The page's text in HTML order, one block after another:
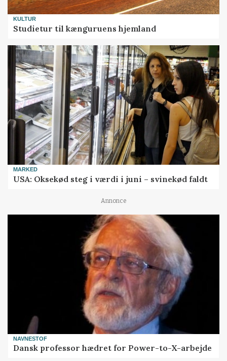
KULTUR
Studietur til kænguruens hjemland
MARKED
USA: Oksekød steg i værdi i juni – svinekød faldt
Annonce
NAVNESTOF
Dansk professor hædret for Power-to-X-arbejde